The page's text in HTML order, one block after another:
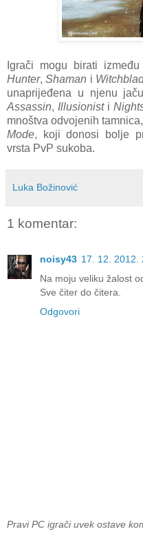
Igrači mogu birati
Hunter,Shaman i
unaprijeđena u njenu
Assassin, Illusionisti
mnoštva odvojenih
Mode, koji donosi bolje
vrsta PvP sukoba.
Luka Božinović
1 komentar:
noisy43 17. 12. 2012.
Na moju veliku žalost
Sve čiter do čitera.
Odgovori
Pravi PC igrači uvek ostave